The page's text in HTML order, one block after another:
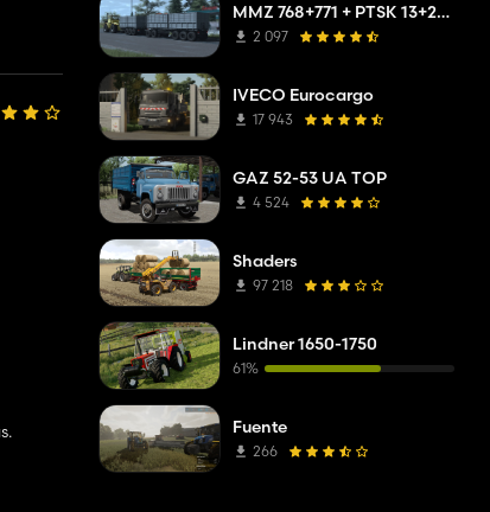
MMZ 768+771 + PTSK 13+20 Pack
2 097
IVECO Eurocargo
17 943
GAZ 52-53 UA TOP
4 524
Shaders
97 218
Lindner 1650-1750
61%
Fuente
266